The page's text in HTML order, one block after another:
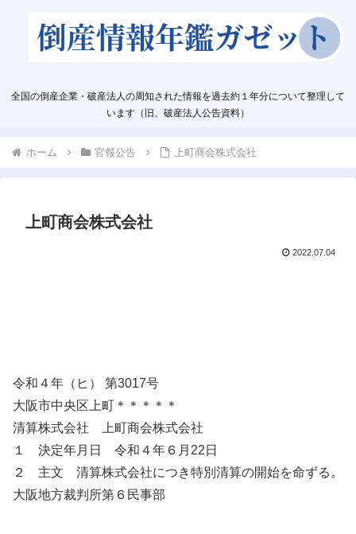
全国の倒産企業・破産法人の周知された情報を過去約１年分について整理して
います（旧、破産法人公告資料）
ホーム 官報公告 上町商会株式会社
上町商会株式会社
2022.07.04
令和４年（ヒ） 第3017号
大阪市中央区上町＊＊＊＊＊
清算株式会社 上町商会株式会社
１ 決定年月日 令和４年６月22日
２ 主文 清算株式会社につき特別清算の開始を命ずる。
大阪地方裁判所第６民事部